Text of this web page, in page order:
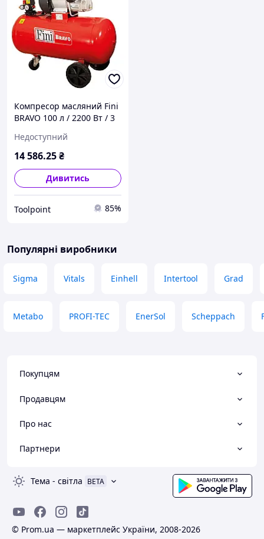
Компресор масляний Fini
BRAVO 100 л / 2200 Вт / 3
Недоступний
14 586.25₴
Дивитись
Toolpoint 85%
Популярні виробники
Sigma Vitals Einhell Intertool Grad
Metabo PROFI-TEC EnerSol Scheppach
Покупцям
Продавцям
Про нас
Партнери
Тема - світла BETA
© Prom.ua — маркетплейс України, 2008-2026